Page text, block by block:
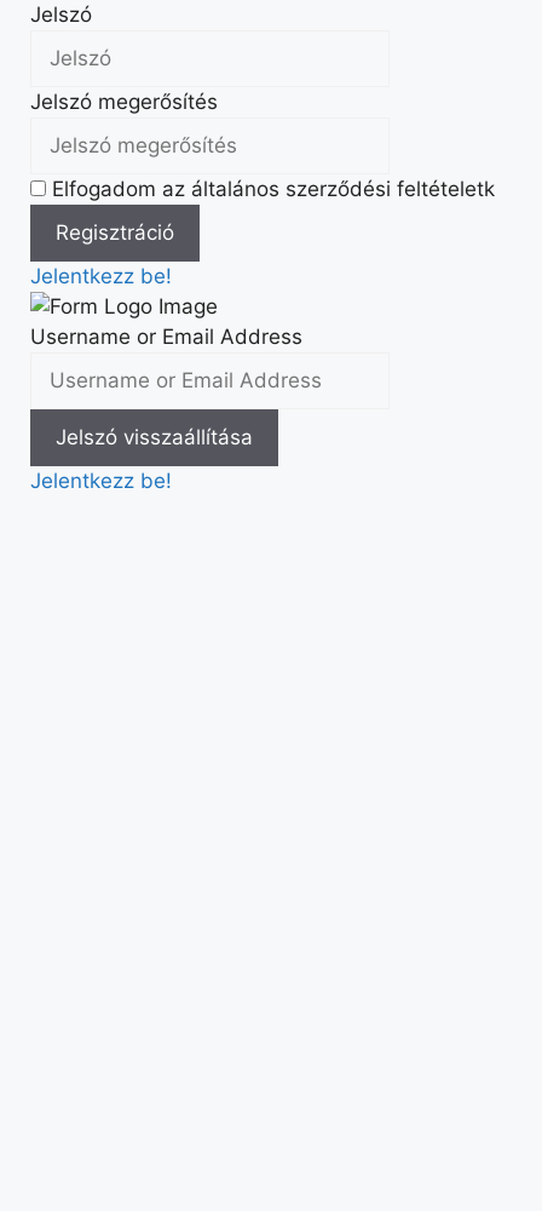
Jelszó
Jelszó megerősítés
Elfogadom az általános szerződési feltételetk
Jelentkezz be!
Username or Email Address
Jelentkezz be!